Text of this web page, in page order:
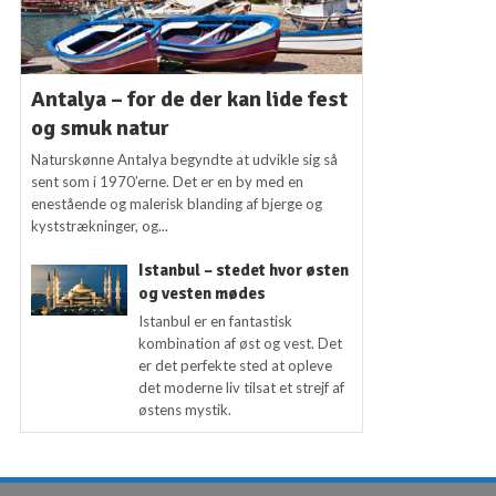
Antalya – for de der kan lide fest
og smuk natur
Naturskønne Antalya begyndte at udvikle sig så
sent som i 1970’erne. Det er en by med en
enestående og malerisk blanding af bjerge og
kyststrækninger, og...
Istanbul – stedet hvor østen
og vesten mødes
Istanbul er en fantastisk
kombination af øst og vest. Det
er det perfekte sted at opleve
det moderne liv tilsat et strejf af
østens mystik.